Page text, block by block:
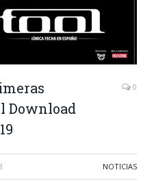
Download
0
NOTICIAS